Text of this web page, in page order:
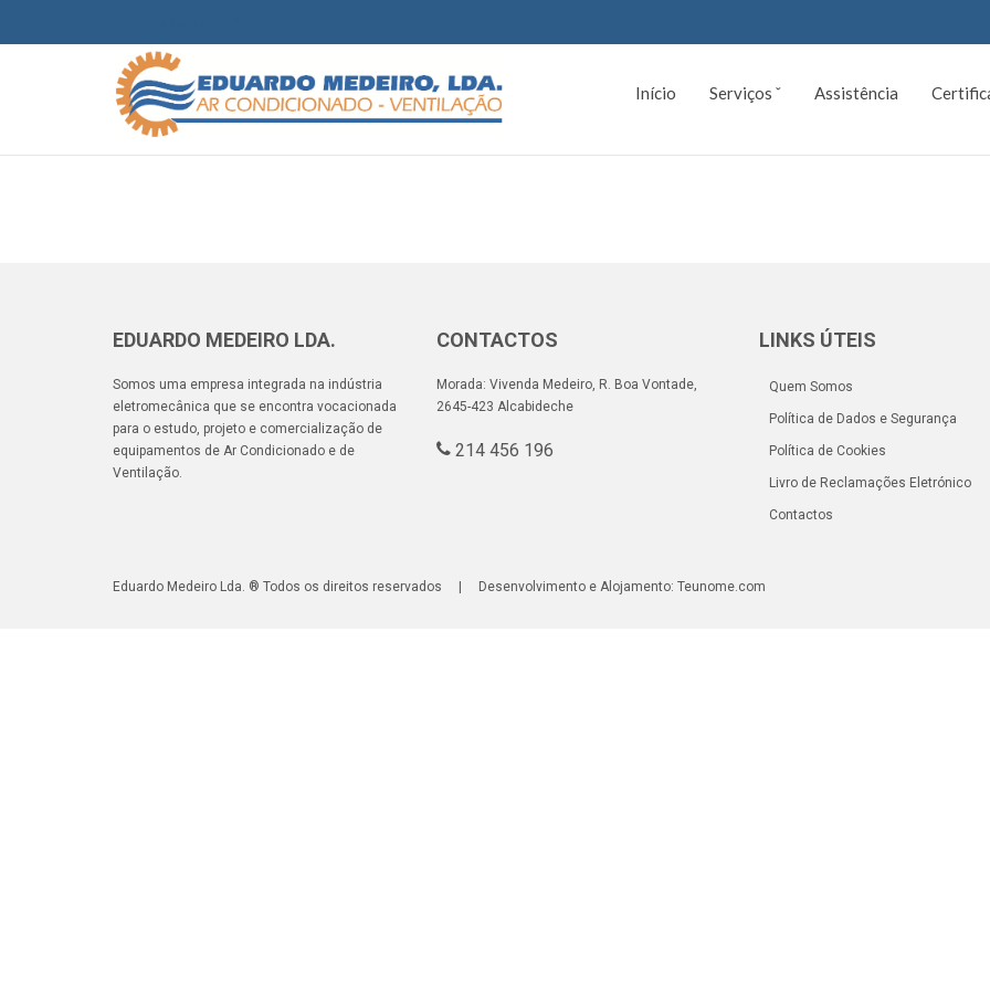
Início Serviços ˇ Assistência
Finalizar compras
[woocommerce_checkout]
EDUARDO MEDEIRO LDA.
Somos uma empresa integrada na indústria
eletromecânica que se encontra vocacionada
para o estudo, projeto e comercialização de
equipamentos de Ar Condicionado e de
Ventilação.
CONTACTOS
Morada: Vivenda Medeiro, R. Boa Vontade,
2645-423 Alcabideche
214 456 196
LINKS ÚTEIS
Quem Somos
Política de Dados e Segurança
Política de Cookies
Livro de Reclamações Eletrónico
Contactos
Eduardo Medeiro Lda. ® Todos os direitos reservados | Desenvolvimento e Alojamento: Teunome.com